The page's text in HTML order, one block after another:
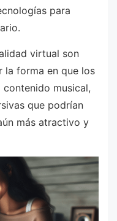
para
virtual son
la forma en que los
musical,
que podrían
más atractivo y